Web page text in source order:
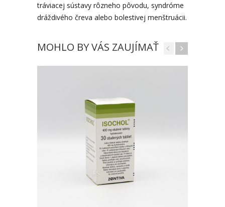
tráviacej sústavy rôzneho pôvodu, syndróme
dráždivého čreva alebo bolestivej menštruácii.
MOHLO BY VÁS ZAUJÍMAŤ